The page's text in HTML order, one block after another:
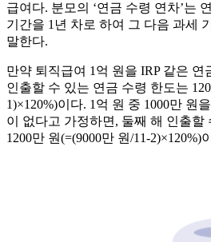
급여다. 분모의 ‘연금 수령 연차’는
기간을 1년 차로 하여 그 다음 과세
말한다.
만약 퇴직급여 1억 원을 IRP 같은 연
인출할 수 있는 연금 수령 한도는
1)×120%)이다. 1억 원 중 1000만 원
이 없다고 가정하면, 둘째 해 인출할
1200만 원(=(9000만 원/11-2)×120%)